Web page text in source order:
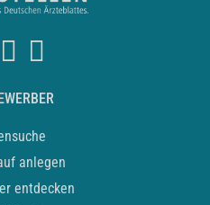
anlegen
entdecken